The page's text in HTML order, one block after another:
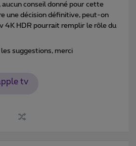
aucun conseil donné pour cette
une décision définitive, peut-on
4K HDR pourrait remplir le rôle du
suggestions, merci
tv